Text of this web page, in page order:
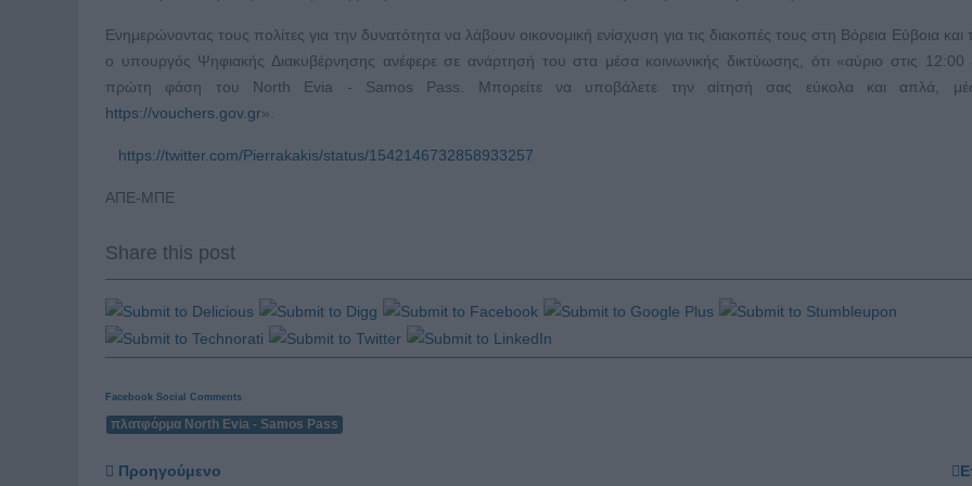
Ενημερώνοντας τους πολίτες για την δυνατότητα να λάβουν οικονομική ενίσχυση για τις διακοπές τους στη Βόρεια Εύβοια
ο υπουργός Ψηφιακής Διακυβέρνησης ανέφερε σε ανάρτησή του στα μέσα κοινωνικής δικτύωσης, ότι «αύριο στις 12:00
πρώτη φάση του North Evia - Samos Pass. Μπορείτε να υποβάλετε την αίτησή σας εύκολα και απλά,
https://vouchers.gov.gr».
https://twitter.com/Pierrakakis/status/1542146732858933257
ΑΠΕ-ΜΠΕ
Share this post
Facebook Social Comments
πλατφόρμα North Evia - Samos Pass
Προηγούμενο